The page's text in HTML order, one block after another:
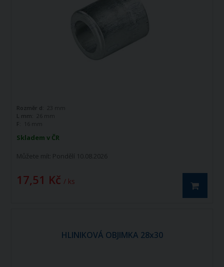
Skladem v ČR
Můžete mít: Pondělí 10.08.2026
17,51 Kč / ks
Rozměr d:
23 mm
L mm:
26 mm
F:
16 mm
HLINIKOVÁ OBJIMKA 28x30